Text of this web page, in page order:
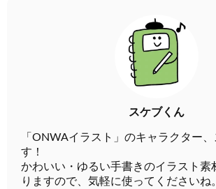
スケブくん
「ONWAイラスト」のキャラクター
す！
かわいい・ゆるい手書きのイラスト素
りますので、気軽に使ってくださいね。